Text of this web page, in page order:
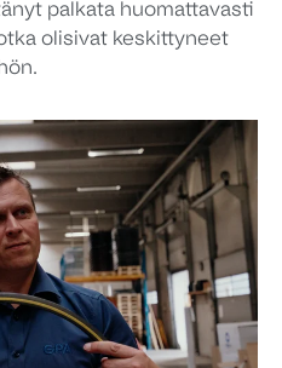
palkata huomattavasti
olisivat keskittyneet